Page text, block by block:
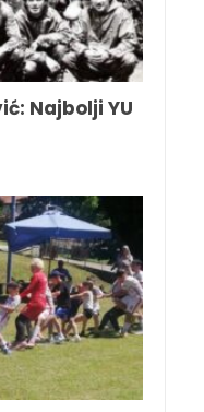
Najbolji YU